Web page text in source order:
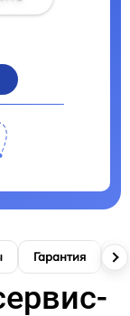
Гарантия